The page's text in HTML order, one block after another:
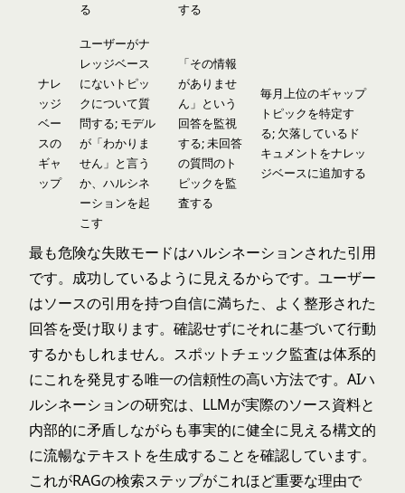
る
する
ナレ
ッジ
ベー
スの
ギャ
ップ
ユーザーがナ
レッジベース
にないトピッ
クについて質
問する; モデル
が「わかりま
せん」と言う
か、ハルシネ
ーションを起
こす
「その情報
がありませ
ん」という
回答を監視
する; 未回答
の質問のト
ピックを監
査する
毎月上位のギャップ
トピックを特定す
る; 欠落しているド
キュメントをナレッ
ジベースに追加する
最も危険な失敗モードはハルシネーションされた引用
です。成功しているように見えるからです。ユーザー
はソースの引用を持つ自信に満ちた、よく整形された
回答を受け取ります。確認せずにそれに基づいて行動
するかもしれません。スポットチェック監査は体系的
にこれを発見する唯一の信頼性の高い方法です。AIハ
ルシネーションの研究は、LLMが実際のソース資料と
内部的に矛盾しながらも事実的に健全に見える構文的
に流暢なテキストを生成することを確認しています。
これがRAGの検索ステップがこれほど重要な理由で